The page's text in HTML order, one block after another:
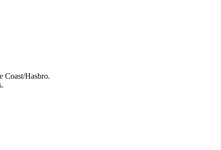
Coast/Hasbro.